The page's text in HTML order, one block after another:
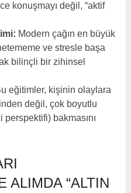
konuşmayı değil, “aktif
Modern çağın en büyük
ve stresle başa
bilinçli bir zihinsel
eğitimler, kişinin olaylara
değil, çok boyutlu
bakmasını
ALIMDA “ALTIN